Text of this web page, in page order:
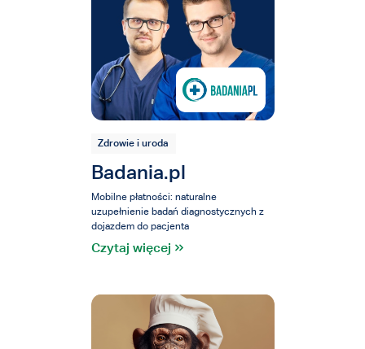
Zdrowie i uroda
Badania.pl
Mobilne płatności: naturalne
uzupełnienie badań diagnostycznych z
dojazdem do pacjenta
Czytaj więcej